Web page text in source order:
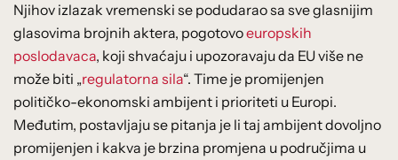
Njihov izlazak vremenski se podudarao sa sve glasnijim
glasovima brojnih aktera, pogotovoeuropskih
poslodavaca, koji shvaćaju i upozoravaju da EU više ne
može biti „regulatorna sila“. Time je promijenjen
političko-ekonomski ambijent i prioriteti u Europi.
Međutim, postavljaju se pitanja je li taj ambijent dovoljno
promijenjen i kakva je brzina promjena u područjima u